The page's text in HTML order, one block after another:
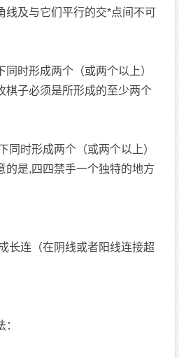
线及与它们平行的交*点间不可
时形成两个（或两个以上）
棋子必须是所形成的至少两个
同时形成两个（或两个以上）
的是,四四禁手一个独特的地方
长连（在阴线或者阳线连接超
：